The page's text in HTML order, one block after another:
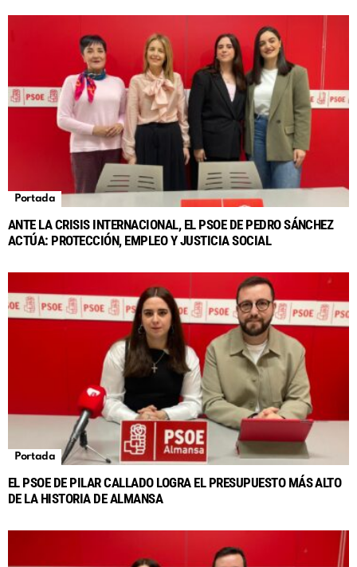
Portada
ANTE LA CRISIS INTERNACIONAL, EL PSOE DE PEDRO SÁNCHEZ
ACTÚA: PROTECCIÓN, EMPLEO Y JUSTICIA SOCIAL
Portada
EL PSOE DE PILAR CALLADO LOGRA EL PRESUPUESTO MÁS ALTO
DE LA HISTORIA DE ALMANSA